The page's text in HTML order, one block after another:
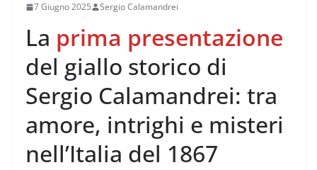
7 Giugno 2025 Sergio Calamandrei
La prima presentazione
del giallo storico di
Sergio Calamandrei: tra
amore, intrighi e misteri
nell’Italia del 1867